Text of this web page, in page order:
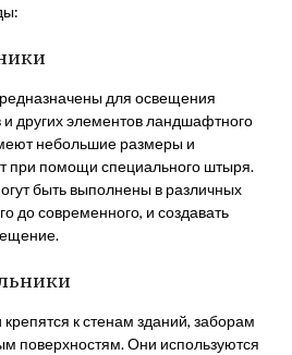
для освещения
и других элементов ландшафтного
небольшие размеры и
при помощи специального штыря.
быть выполнены в различных
до современного, и создавать
к стенам зданий, заборам
поверхностям. Они используются